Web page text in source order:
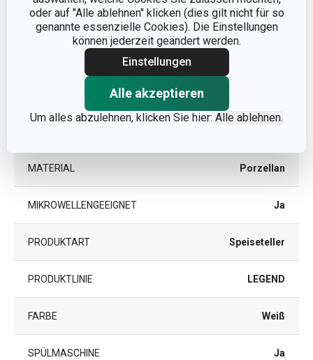
oder auf "Alle ablehnen" klicken (dies gilt nicht für so
genannte essenzielle Cookies). Die Einstellungen
können jederzeit geändert werden.
Einstellungen
Alle akzeptieren
Um alles abzulehnen, klicken Sie hier: Alle ablehnen.
PRODUKTHÖHE (CM) 2
DURCHMESSER (CM)
Andere Parameter
MATERIAL Porzellan
MIKROWELLENGEEIGNET Ja
PRODUKTART Speiseteller
PRODUKTLINIE LEGEND
FARBE Weiß
SPÜLMASCHINE Ja